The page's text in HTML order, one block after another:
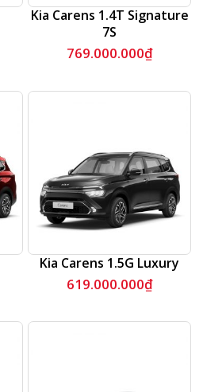
Kia Carens 1.4T Signature
7S
769.000.000₫
Kia Carens 1.5G Luxury
619.000.000₫